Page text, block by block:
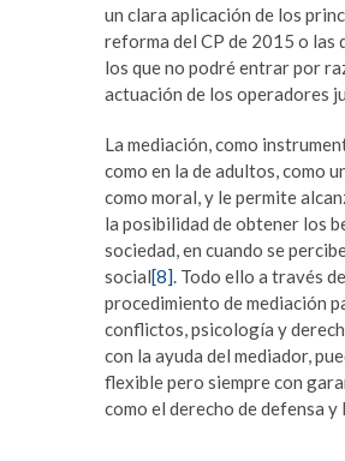
un clara aplicación de los
reforma del CP de 2015 o
los que no podré entrar por
actuación de los operadores
La mediación, como
como en la de adultos, como
como moral, y le permite
la posibilidad de obtener los
sociedad, en cuando se
social[8]. Todo ello a través
procedimiento de mediación
conflictos, psicología y
con la ayuda del mediador,
flexible pero siempre con
como el derecho de defensa